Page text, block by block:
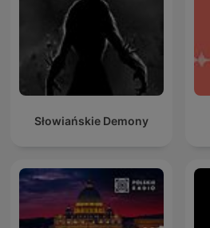
Słowiańskie Demony